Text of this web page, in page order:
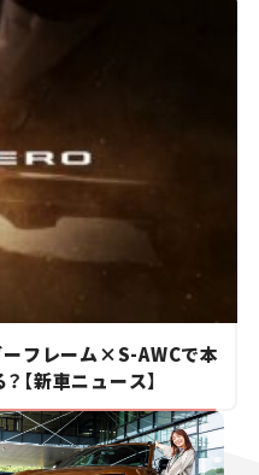
ーフレーム×S-AWCで本
【新車ニュース】